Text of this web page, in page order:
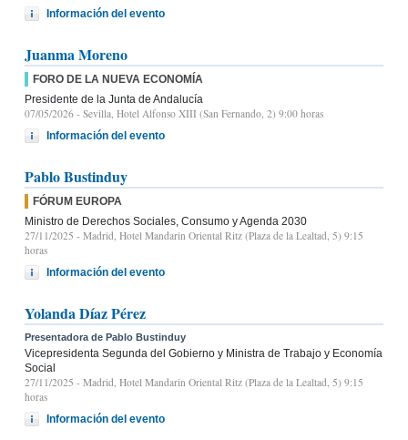
Información del evento
Juanma Moreno
FORO DE LA NUEVA ECONOMÍA
Presidente de la Junta de Andalucía
07/05/2026 - Sevilla, Hotel Alfonso XIII (San Fernando, 2) 9:00 horas
Información del evento
Pablo Bustinduy
FÓRUM EUROPA
Ministro de Derechos Sociales, Consumo y Agenda 2030
27/11/2025 - Madrid, Hotel Mandarin Oriental Ritz (Plaza de la Lealtad, 5) 9:15
horas
Información del evento
Yolanda Díaz Pérez
Presentadora de Pablo Bustinduy
Vicepresidenta Segunda del Gobierno y Ministra de Trabajo y Economía
Social
27/11/2025 - Madrid, Hotel Mandarin Oriental Ritz (Plaza de la Lealtad, 5) 9:15
horas
Información del evento